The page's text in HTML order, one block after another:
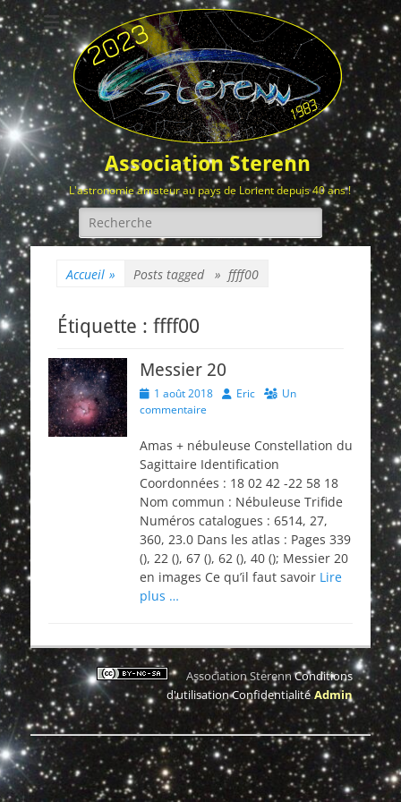
Association Sterenn
L'astronomie amateur au pays de Lorient depuis 40 ans !
Rechercher :
Accueil » Posts tagged » ffff00
Étiquette : ffff00
Messier 20
Posted
on
1 août 2018 Author
Eric
Un
commentaire
Amas + nébuleuse Constellation du
Sagittaire Identification
Coordonnées : 18 02 42 -22 58 18
Nom commun : Nébuleuse Trifide
Numéros catalogues : 6514, 27,
360, 23.0 Dans les atlas : Pages 339
(), 22 (), 67 (), 62 (), 40 (); Messier 20
en images Ce qu’il faut savoir Lire
plus …
Association Sterenn Conditions
d'utilisationConfidentialité Admin